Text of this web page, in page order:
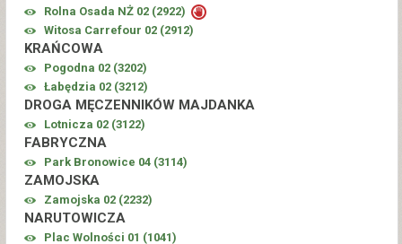
Rolna Osada NŻ 02 (2922)
Witosa Carrefour 02 (2912)
KRAŃCOWA
Pogodna 02 (3202)
Łabędzia 02 (3212)
DROGA MĘCZENNIKÓW MAJDANKA
Lotnicza 02 (3122)
FABRYCZNA
Park Bronowice 04 (3114)
ZAMOJSKA
Zamojska 02 (2232)
NARUTOWICZA
Plac Wolności 01 (1041)